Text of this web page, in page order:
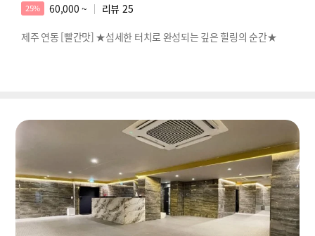
25% 60,000 ~ 리뷰 25
제주 연동 [빨간맛] ★섬세한 터치로 완성되는 깊은 힐링의 순간★